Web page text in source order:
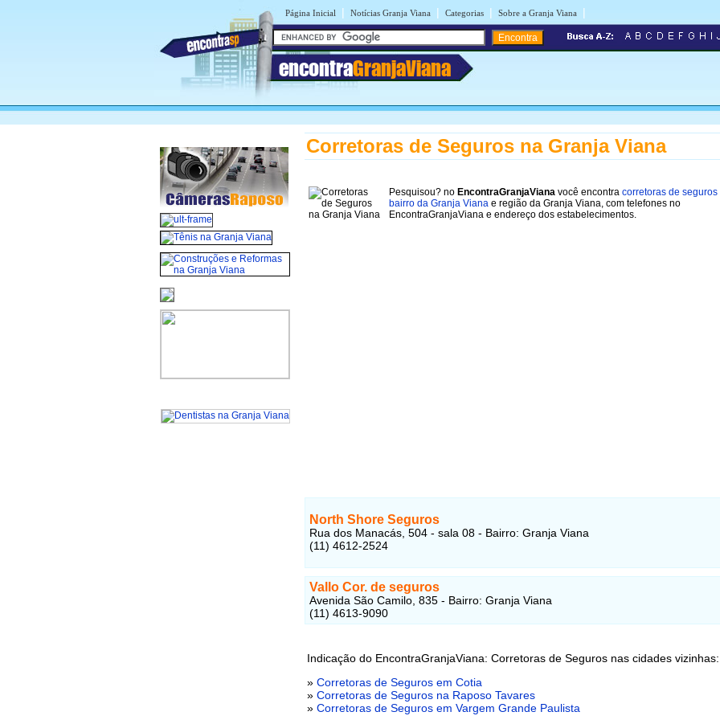
Página Inicial | Notícias Granja Viana | Categorias | Sobre a Granja Viana |
encontraGranjaViana
Corretoras de Seguros na Granja Viana
Pesquisou? no EncontraGranjaViana você encontra corretoras de seguros
bairro da Granja Viana e região da Granja Viana, com telefones no
EncontraGranjaViana e endereço dos estabelecimentos.
North Shore Seguros
Rua dos Manacás, 504 - sala 08 - Bairro: Granja Viana
(11) 4612-2524
Vallo Cor. de seguros
Avenida São Camilo, 835 - Bairro: Granja Viana
(11) 4613-9090
Indicação do EncontraGranjaViana: Corretoras de Seguros nas cidades vizinhas:
» Corretoras de Seguros em Cotia
» Corretoras de Seguros na Raposo Tavares
» Corretoras de Seguros em Vargem Grande Paulista